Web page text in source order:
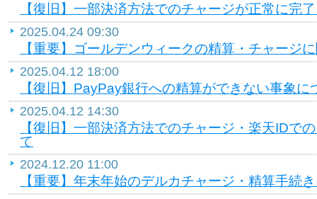
【復旧】一部決済方法でのチャージが正常に完
2025.04.24 09:30
【重要】ゴールデンウィークの精算・チャージ
2025.04.12 18:00
【復旧】PayPay銀行への精算ができない事象に
2025.04.12 14:30
【復旧】一部決済方法でのチャージ・楽天IDで
て
2024.12.20 11:00
【重要】年末年始のデルカチャージ・精算手続